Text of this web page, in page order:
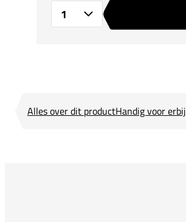
Alles over dit productHandig voor erbij